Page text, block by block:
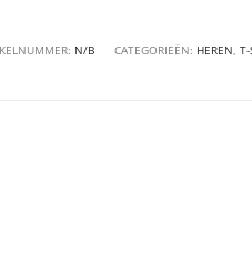
N/B CATEGORIEËN: HEREN, T-